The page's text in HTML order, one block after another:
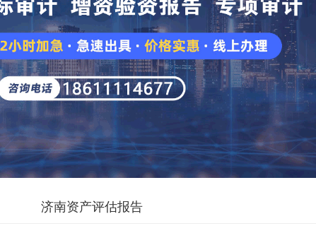
济南资产评估报告